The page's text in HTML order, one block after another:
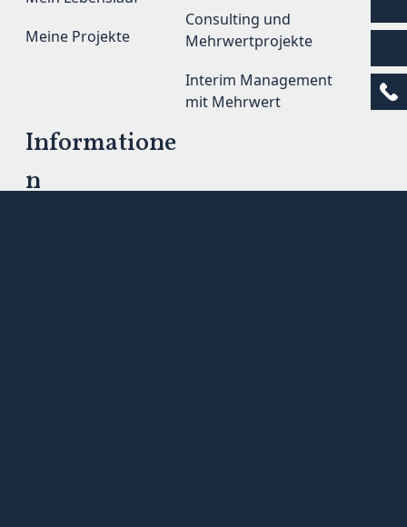
Meine Projekte
Consulting und
Mehrwertprojekte
Interim Management
mit Mehrwert
Informatione
n